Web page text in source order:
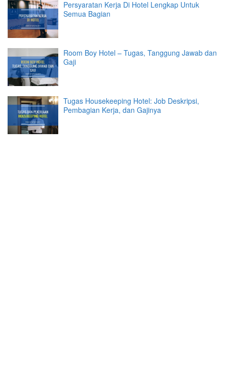
Persyaratan Kerja Di Hotel Lengkap Untuk
Semua Bagian
Room Boy Hotel – Tugas, Tanggung Jawab dan
Gaji
Tugas Housekeeping Hotel: Job Deskripsi,
Pembagian Kerja, dan Gajinya